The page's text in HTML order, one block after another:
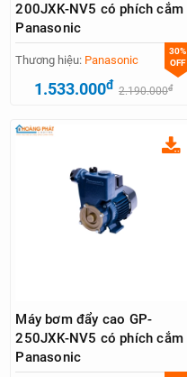
200JXK-NV5 có phích cắm
Panasonic
30%
OFF
Thương hiệu: Panasonic
1.533.000đ 2.190.000đ
Máy bơm đẩy cao GP-
250JXK-NV5 có phích cắm
Panasonic